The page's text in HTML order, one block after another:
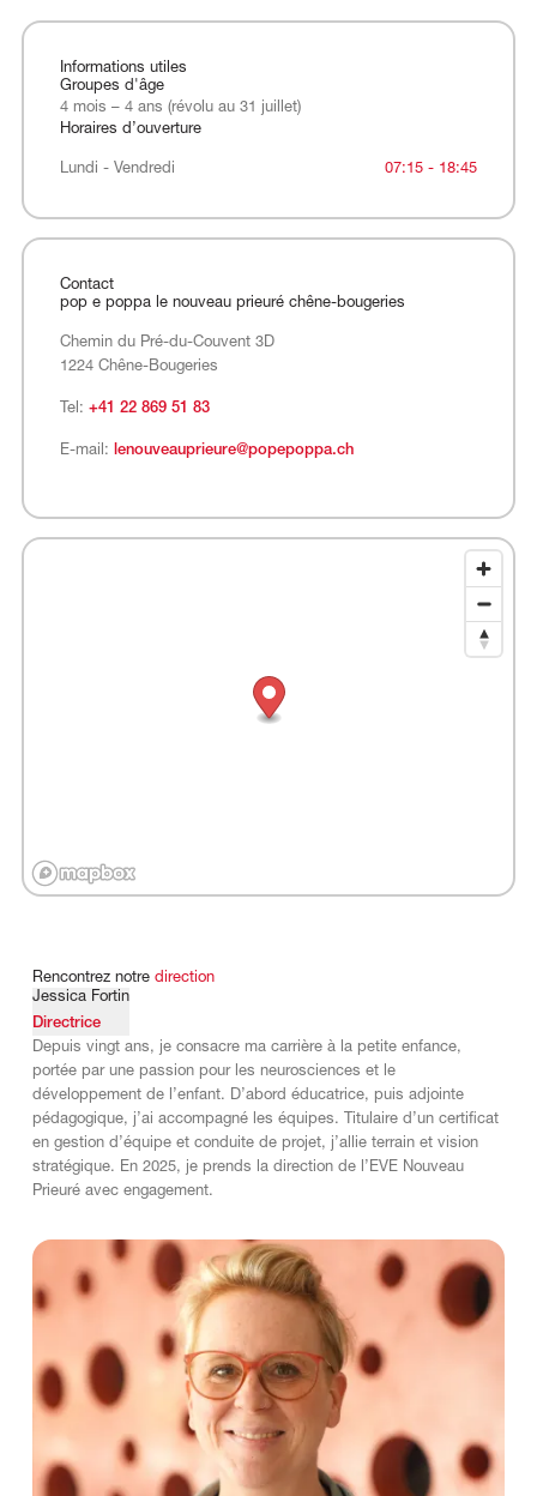
Informations utiles
Groupes d'âge
4 mois – 4 ans (révolu au 31 juillet)
Horaires d’ouverture
Lundi - Vendredi
Lundi - Vendredi 07:15 - 18:45
Contact
pop e poppa le nouveau prieuré chêne-bougeries
Chemin du Pré-du-Couvent 3D
1224 Chêne-Bougeries
Tel: +41 22 869 51 83
E-mail: lenouveauprieure@popepoppa.ch
Rencontrez notre direction
Jessica Fortin
Directrice
Depuis vingt ans, je consacre ma carrière à la petite enfance,
portée par une passion pour les neurosciences et le
développement de l’enfant. D’abord éducatrice, puis adjointe
pédagogique, j’ai accompagné les équipes. Titulaire d’un certificat
en gestion d’équipe et conduite de projet, j’allie terrain et vision
stratégique. En 2025, je prends la direction de l’EVE Nouveau
Prieuré avec engagement.